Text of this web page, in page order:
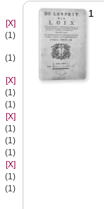
[X]
(1)
(1)
[X]
(1)
(1)
[X]
(1)
(1)
(1)
[X]
(1)
(1)
1